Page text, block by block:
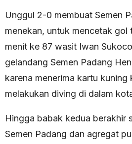
Unggul 2-0 membuat Semen
menekan, untuk mencetak gol
menit ke 87 wasit Iwan
gelandang Semen Padang
karena menerima kartu kuning
melakukan diving di dalam
Hingga babak kedua berakhir
Semen Padang dan agregat